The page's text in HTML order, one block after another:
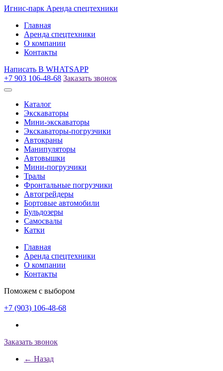
Игнис-парк Аренда спецтехники
Главная
Аренда спецтехники
О компании
Контакты
Написать В WHATSAPP
+7 903 106-48-68 Заказать звонок
Каталог
Экскаваторы
Мини-экскаваторы
Экскаваторы-погрузчики
Автокраны
Манипуляторы
Автовышки
Мини-погрузчики
Тралы
Фронтальные погрузчики
Автогрейдеры
Бортовые автомобили
Бульдозеры
Самосвалы
Катки
Главная
Аренда спецтехники
О компании
Контакты
Поможем с выбором
+7 (903) 106-48-68
Заказать звонок
← Назад